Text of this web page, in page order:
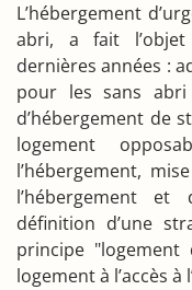
L’hébergement
abri, a fait l’objet
dernières années :
pour les sans abri
d’hébergement de
logement
l’hébergement,
l’hébergement et
définition d’une
principe "logement
logement à l’accès à